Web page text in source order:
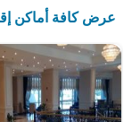
عرض كافة أماكن